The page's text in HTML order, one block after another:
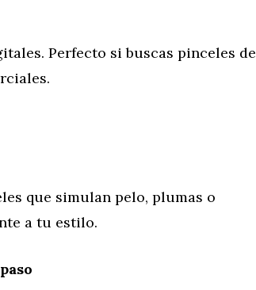
Perfecto si buscas pinceles de
que simulan pelo, plumas o
a tu estilo.